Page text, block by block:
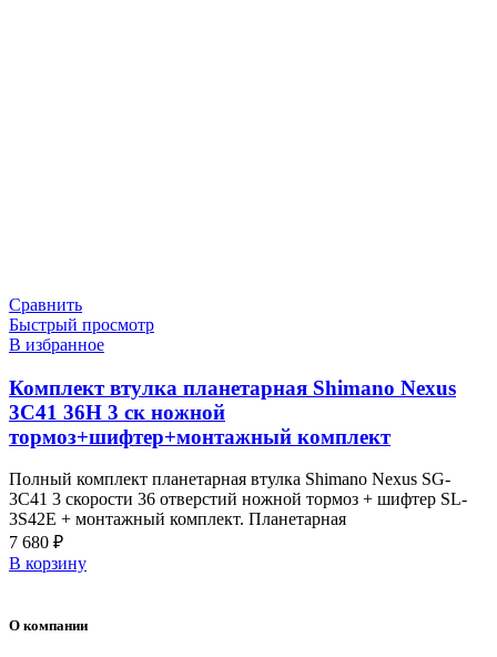
Сравнить
Быстрый просмотр
В избранное
Комплект втулка планетарная Shimano Nexus
3C41 36H 3 ск ножной
тормоз+шифтер+монтажный комплект
Полный комплект планетарная втулка Shimano Nexus SG-
3C41 3 скорости 36 отверстий ножной тормоз + шифтер SL-
3S42E + монтажный комплект. Планетарная
7 680 ₽
В корзину
О компании